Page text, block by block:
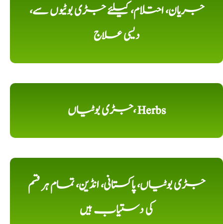
جریان، احتلام، کیلئے جڑی بوٹیوں سے،
دیسی علاج
جڑی بوٹیاں، Herbs
جڑی بوٹیاں، پاکستانی، انڈین، تمام ہر قسم
کی دستیاب ہیں